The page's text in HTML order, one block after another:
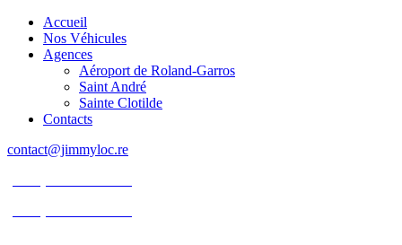
Accueil
Nos Véhicules
Agences
Aéroport de Roland-Garros
Saint André
Sainte Clotilde
Contacts
contact@jimmyloc.re